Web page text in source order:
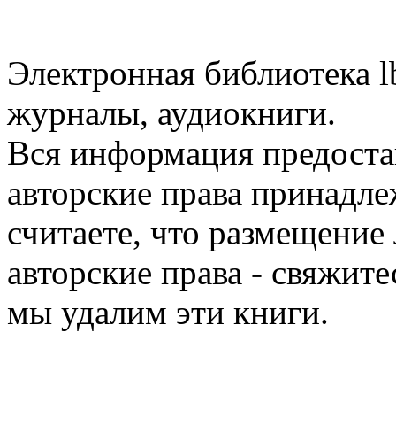
Электронная библиотека
журналы, аудиокниги.
Вся информация
авторские права
считаете, что
авторские права -
мы удалим эти книги.